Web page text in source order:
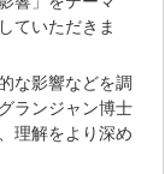
ていただきま
な影響などを調
ランジャン博士
理解をより深め